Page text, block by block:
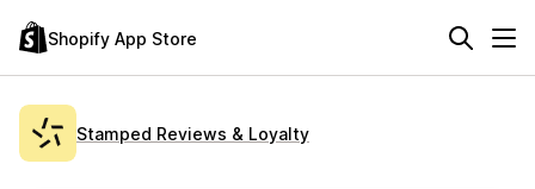
Shopify App Store
Stamped Reviews & Loyalty